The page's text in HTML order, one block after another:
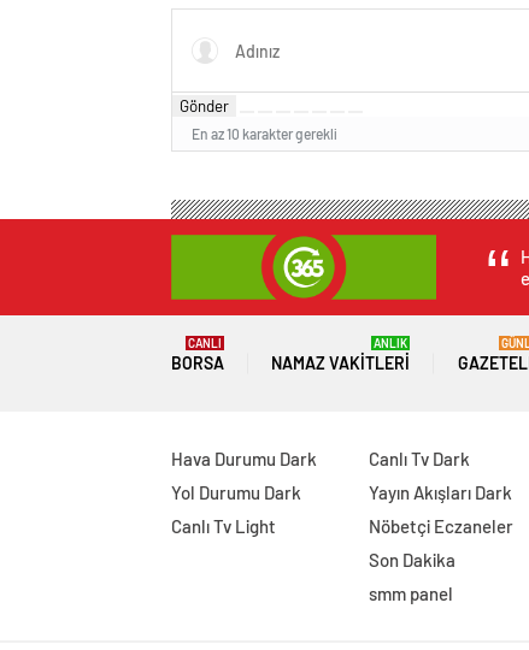
Gönder
En az 10 karakter gerekli
BORSA
CANLI
NAMAZ VAKITLERI
ANLIK
Hava Durumu Dark
Yol Durumu Dark
Canlı Tv Light
Canlı Tv Dark
Yayın Akışları Dark
Nöbetçi Eczaneler
Son Dakika
smm panel